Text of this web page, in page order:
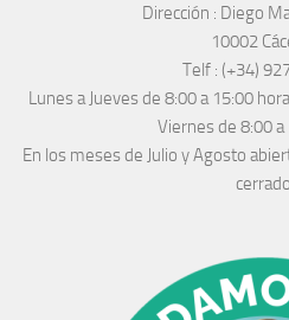
Dirección : Diego
10002
Telf : (+34)
Lunes a Jueves de 8:00 a 15:00
Viernes de 8:00
En los meses de Julio y Agosto